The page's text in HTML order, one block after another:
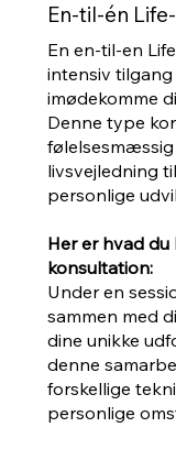
En-til-én
En en-til-en
intensiv
imødekomme
Denne type
livsvejledning
personlige
Her er hvad
konsultation:
Under en
sammen med
dine unikke
denne
forskellige
personlige